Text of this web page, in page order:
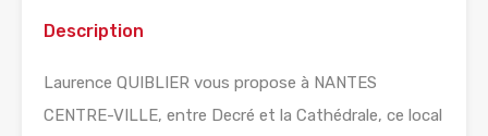
Description
Laurence QUIBLIER vous propose à NANTES
CENTRE-VILLE, entre Decré et la Cathédrale, ce local